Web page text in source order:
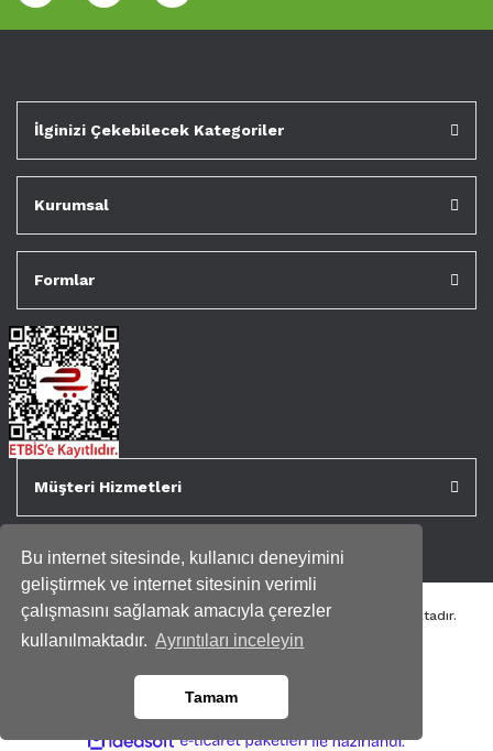
Bu internet sitesinde, kullanıcı deneyimini
geliştirmek ve internet sitesinin verimli
çalışmasını sağlamak amacıyla çerezler
kullanılmaktadır. Ayrıntıları inceleyin
Tamam
İlginizi Çekebilecek Kategoriler
Kurumsal
Formlar
Müşteri Hizmetleri
Tüm kredi kartı bilgileriniz 256bit SSL Sertifikası ile korunmaktadır.
Genispencere.com Tüm Hakları Saklıdır.
ideasoft e- ile